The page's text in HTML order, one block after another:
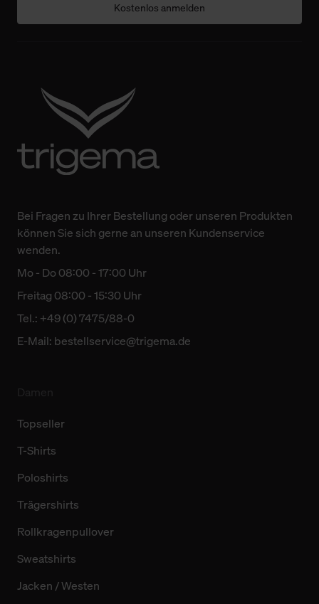
Kostenlos anmelden
Bei Fragen zu Ihrer Bestellung oder unseren Produkten
können Sie sich gerne an unseren Kundenservice
wenden.
Mo - Do 08:00 - 17:00 Uhr
Freitag 08:00 - 15:30 Uhr
Tel.: +49 (0) 7475/88-0
E-Mail: bestellservice@trigema.de
Topseller
T-Shirts
Poloshirts
Trägershirts
Rollkragenpullover
Sweatshirts
Jacken / Westen